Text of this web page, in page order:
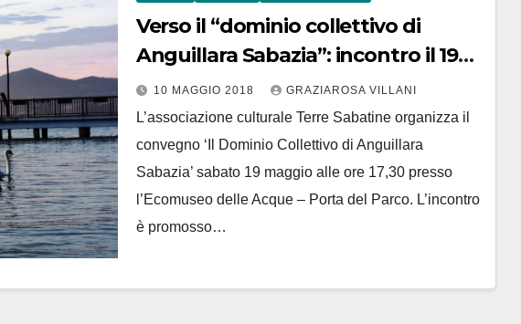
Verso il “dominio collettivo di
Anguillara Sabazia”: incontro il 19
maggio per la costituzione del
comitato promotore
10 MAGGIO 2018 GRAZIAROSA VILLANI
L’associazione culturale Terre Sabatine organizza il
convegno ‘Il Dominio Collettivo di Anguillara
Sabazia’ sabato 19 maggio alle ore 17,30 presso
l’Ecomuseo delle Acque – Porta del Parco. L’incontro
è promosso…